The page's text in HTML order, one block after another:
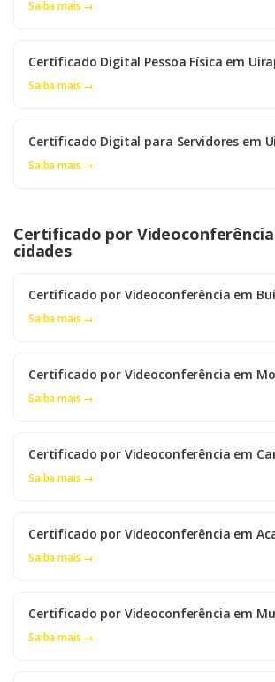
Saiba mais →
Certificado Digital Pessoa Física em
Saiba mais →
Certificado Digital para Servidores em
Saiba mais →
Certificado por
cidades
Certificado por Videoconferência em
Saiba mais →
Certificado por Videoconferência em
Saiba mais →
Certificado por Videoconferência em
Saiba mais →
Certificado por Videoconferência em
Saiba mais →
Certificado por Videoconferência em
Saiba mais →